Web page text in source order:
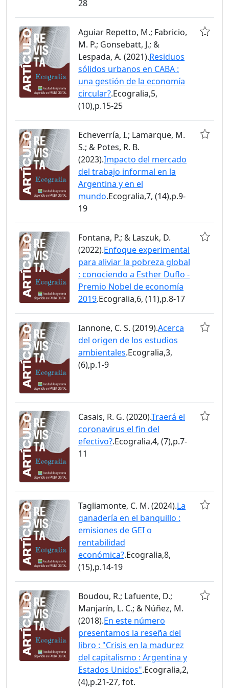
28
Aguiar Repetto, M.; Fabricio,
M. P.; Gonsebatt, J.; &
Lespada, A. (2021).Residuos
sólidos urbanos en CABA :
una gestión de la economía
circular?.Ecogralia,5,
(10),p.15-25
Echeverría, I.; Lamarque, M.
S.; & Potes, R. B.
(2023).Impacto del mercado
del trabajo informal en la
Argentina y en el
mundo.Ecogralia,7, (14),p.9-
19
Fontana, P.; & Laszuk, D.
(2022).Enfoque experimental
para aliviar la pobreza global
: conociendo a Esther Duflo -
Premio Nobel de economía
2019.Ecogralia,6, (11),p.8-17
Iannone, C. S. (2019).Acerca
del origen de los estudios
ambientales.Ecogralia,3,
(6),p.1-9
Casais, R. G. (2020).Traerá el
coronavirus el fin del
efectivo?.Ecogralia,4, (7),p.7-
11
Tagliamonte, C. M. (2024).La
ganadería en el banquillo :
emisiones de GEI o
rentabilidad
económica?.Ecogralia,8,
(15),p.14-19
Boudou, R.; Lafuente, D.;
Manjarín, L. C.; & Núñez, M.
(2018).En este número
presentamos la reseña del
libro : "Crisis en la madurez
del capitalismo : Argentina y
Estados Unidos".Ecogralia,2,
(4),p.21-27, fot.